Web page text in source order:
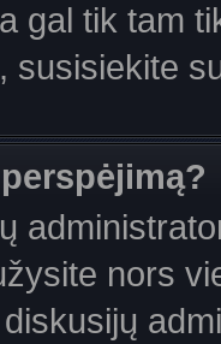
gal tik tam
susisiekite
nors